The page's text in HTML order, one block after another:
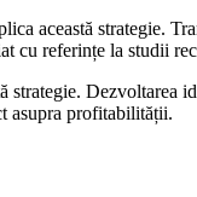
această strategie.
cu referințe la studii
strategie. Dezvoltarea
asupra profitabilității.